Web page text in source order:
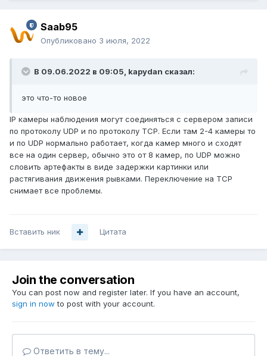
Saab95
Опубликовано 3 июля, 2022
В 09.06.2022 в 09:05, kapydan сказал:
это что-то новое
IP камеры наблюдения могут соединяться с сервером записи
по протоколу UDP и по протоколу TCP. Если там 2-4 камеры то
и по UDP нормально работает, когда камер много и сходят
все на один сервер, обычно это от 8 камер, по UDP можно
словить артефакты в виде задержки картинки или
растягивания движения рывками. Переключение на TCP
снимает все проблемы.
Вставить ник Цитата
Join the conversation
You can post now and register later. If you have an account,
sign in now to post with your account.
Ответить в тему...